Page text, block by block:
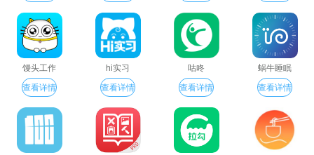
馒头工作
查看详情
hi实习
查看详情
咕咚
查看详情
蜗牛睡眠
查看详情